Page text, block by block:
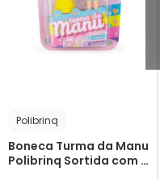
Polibrinq
Boneca Turma da Manu
Polibrinq Sortida com 1